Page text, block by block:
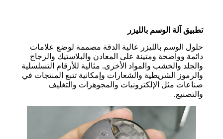
تطبيق آلة الوسم بالليزر
حلول الوسم بالليزر عالية الدقة مصممة لوضع علامات
دائمة وواضحة ومتينة على المعادن والبلاستيك والزجاج
والجلد والخشب والمواد الأخرى. مثالية للأرقام التسلسلية
والرموز الشريطية والشعارات وإمكانية تتبع المنتجات في
صناعات مثل الإلكترونيات والمجوهرات والتغليف
والتصنيع.